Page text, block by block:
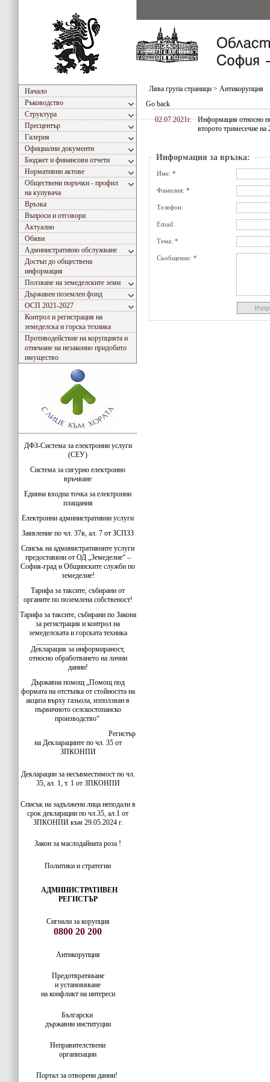
Начало
Ръководство
Структура
Пресцентър
Галерия
Официални документи
Бюджет и финансови отчети
Нормативни актове
Обществени поръчки - профил
на купувача
Връзка
Въпроси и отговори
Актуално
Обяви
Административно обслужване
Достъп до обществена
информация
Ползване на земеделските земи
Държавен поземлен фонд
ОСП 2021-2027
Контрол и регистрация на
земеделска и горска техника
Противодействие на корупцията и
отнемане на незаконно придобито
имущество
ДФЗ-Система за електронни услуги
(СЕУ)
Система за сигурно електронно
връчване
Единна входна точка за електронни
плащания
Електронни административни услуги
Заявление по чл. 37в, ал. 7 от ЗСПЗЗ
Списък на административните услуги
предоставяни от ОД „Земеделие“ –
София-град и Общинските служби по
земеделие!
Тарифа за таксите, събирани от
органите по поземлена собственост!
Тарифа за таксите, събирани по Закона
за регистрация и контрол на
земеделската и горската техника
Декларация за информираност,
относно обработването на лични
данни!
Държавна помощ „Помощ под
формата на отстъпка от стойността на
акциза върху газьола, използван в
първичното селскостопанско
производство“
Регистър
на Декларациите по чл. 35 от
ЗПКОНПИ
Декларации за несъвместимост по чл.
35, ал. 1, т. 1 от ЗПКОНПИ
Списък на задължени лица неподали в
срок декларации по чл.35, ал.1 от
ЗПКОНПИ към 29.05.2024 г.
Закон за маслодайната роза !
Политики и стратегии
АДМИНИСТРАТИВЕН
РЕГИСТЪР
Сигнали за корупция
0800 20 200
Антикорупция
Предотвратяване
и установяване
на конфликт на интереси
Български
държавни институции
Неправителствени
организации
Портал за отворени данни!
Лява група страници > Антикорупция
Go back
02.07.2021г.
Информация относно
второто тримесечие на
Информация за връзка:
Име: *
Фамилия: *
Телефон:
Email:
Тема: *
Съобщение: *